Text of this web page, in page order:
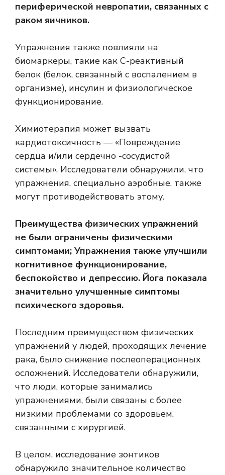
периферической невропатии, связанных с
раком яичников.
Упражнения также повлияли на
биомаркеры, такие как С-реактивный
белок (белок, связанный с воспалением в
организме), инсулин и физиологическое
функционирование.
Химиотерапия может вызвать
кардиотоксичность — «Повреждение
сердца и/или сердечно -сосудистой
системы». Исследователи обнаружили, что
упражнения, специально аэробные, также
могут противодействовать этому.
Преимущества физических упражнений
не были ограничены физическими
симптомами; Упражнения также улучшили
когнитивное функционирование,
беспокойство и депрессию. Йога показала
значительно улучшенные симптомы
психического здоровья.
Последним преимуществом физических
упражнений у людей, проходящих лечение
рака, было снижение послеоперационных
осложнений. Исследователи обнаружили,
что люди, которые занимались
упражнениями, были связаны с более
низкими проблемами со здоровьем,
связанными с хирургией.
В целом, исследование зонтиков
обнаружило значительное количество